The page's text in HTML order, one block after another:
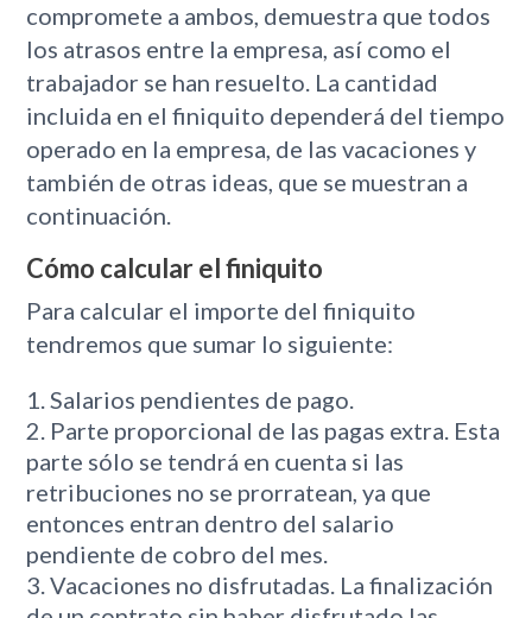
compromete a ambos, demuestra que todos
los atrasos entre la empresa, así como el
trabajador se han resuelto. La cantidad
incluida en el finiquito dependerá del tiempo
operado en la empresa, de las vacaciones y
también de otras ideas, que se muestran a
continuación.
Cómo calcular el finiquito
Para calcular el importe del finiquito
tendremos que sumar lo siguiente:
Salarios pendientes de pago.
Parte proporcional de las pagas extra. Esta
parte sólo se tendrá en cuenta si las
retribuciones no se prorratean, ya que
entonces entran dentro del salario
pendiente de cobro del mes.
Vacaciones no disfrutadas. La finalización